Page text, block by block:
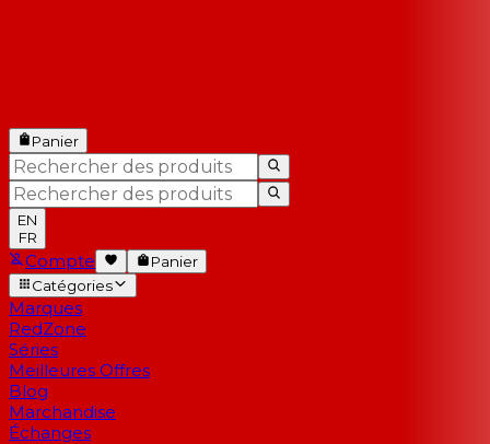
Panier
EN
FR
Compte
Panier
Catégories
Marques
RedZone
Séries
Meilleures Offres
Blog
Marchandise
Échanges